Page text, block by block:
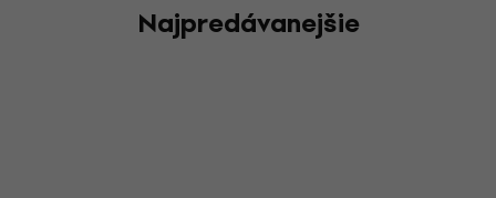
Najpredávanejšie